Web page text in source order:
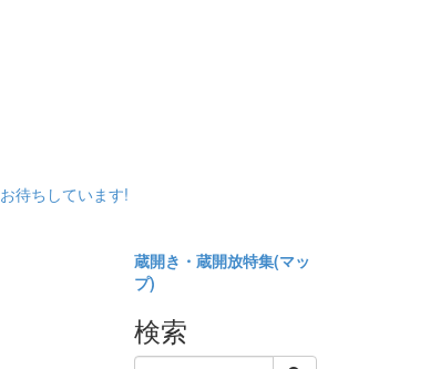
お待ちしています!
蔵開き・蔵開放特集(マッ
プ)
検索